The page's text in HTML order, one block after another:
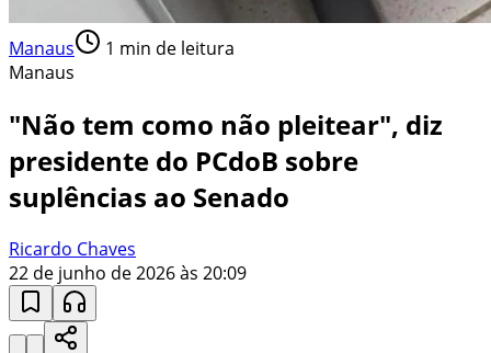
Manaus 1 min de leitura
Manaus
"Não tem como não pleitear", diz
presidente do PCdoB sobre
suplências ao Senado
Ricardo Chaves
22 de junho de 2026 às 20:09